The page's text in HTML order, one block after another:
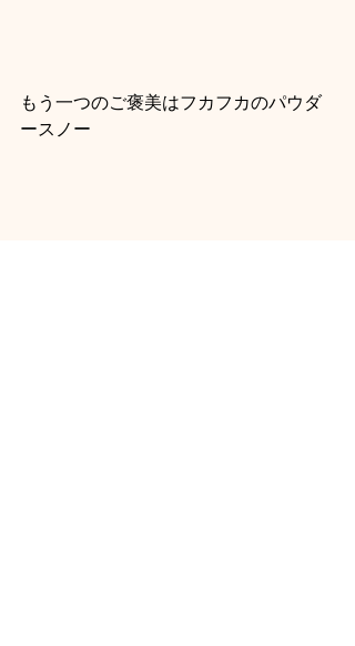
もう一つのご褒美はフカフカのパウダ
ースノー